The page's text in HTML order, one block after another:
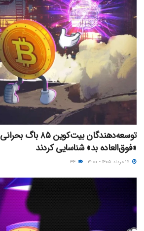
توسعه‌دهندگان
«فوق‌العاده بد» شناسایی کردند